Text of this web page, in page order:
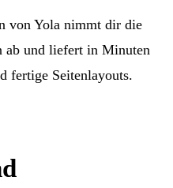
von Yola nimmt dir die
ab und liefert in Minuten
fertige Seitenlayouts.